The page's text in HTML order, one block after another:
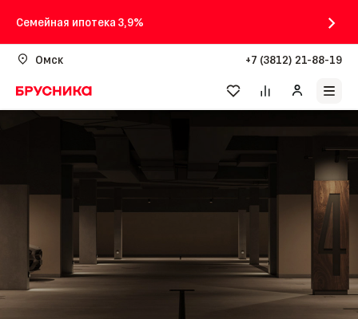
Семейная ипотека 3,9%
Омск +7 (3812) 21-88-19